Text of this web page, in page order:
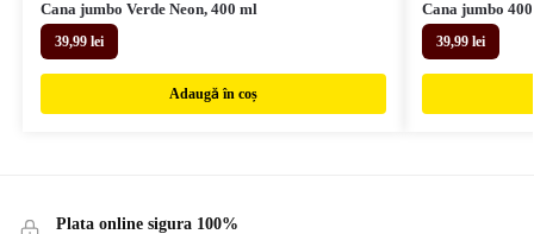
Cana jumbo Verde Neon, 400 ml
39,99 lei
Adaugă în coș
Cana jumbo
39,99 lei
Plata online sigura 100%